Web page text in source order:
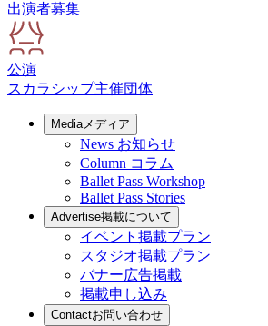
出演者募集
公演
スカラシップ主催団体
Mediaメディア
News お知らせ
Column コラム
Ballet Pass Workshop
Ballet Pass Stories
Advertise掲載について
イベント掲載プラン
スタジオ掲載プラン
バナー広告掲載
掲載申し込み
Contactお問い合わせ